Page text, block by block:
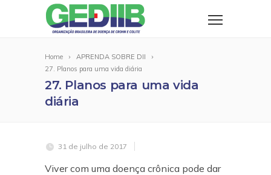
Home
APRENDA SOBRE DII
27. Planos para uma vida diária
27. Planos para uma vida
diária
31 de julho de 2017
Viver com uma doença crônica pode dar